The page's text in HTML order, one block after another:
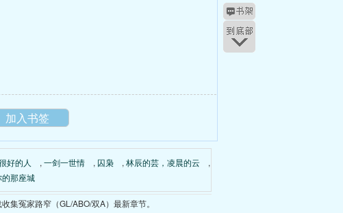
加入书签
好的人 , 一剑一世情 , 囚枭 , 林辰的芸，凌晨的云
,
那座城
集冤家路窄（GL/ABO/双A）最新章节。